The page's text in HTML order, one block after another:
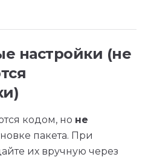
настройки (не
кодом, но не
пакета. При
их вручную через